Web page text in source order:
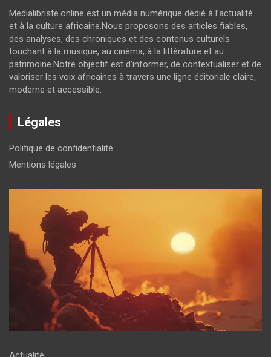
Medialibriste.online est un média numérique dédié à l’actualité
et à la culture africaine.Nous proposons des articles fiables,
des analyses, des chroniques et des contenus culturels
touchant à la musique, au cinéma, à la littérature et au
patrimoine.Notre objectif est d’informer, de contextualiser et de
valoriser les voix africaines à travers une ligne éditoriale claire,
moderne et accessible.
Légales
Politique de confidentialité
Mentions légales